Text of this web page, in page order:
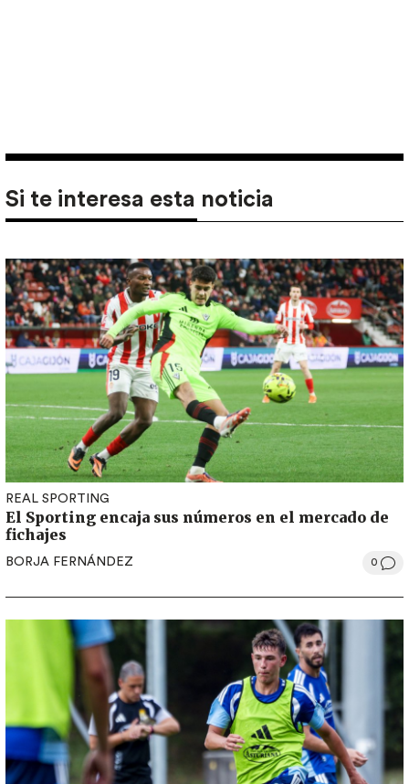
Si te interesa esta noticia
REAL SPORTING
El Sporting encaja sus números en el mercado de
fichajes
BORJA FERNÁNDEZ 0